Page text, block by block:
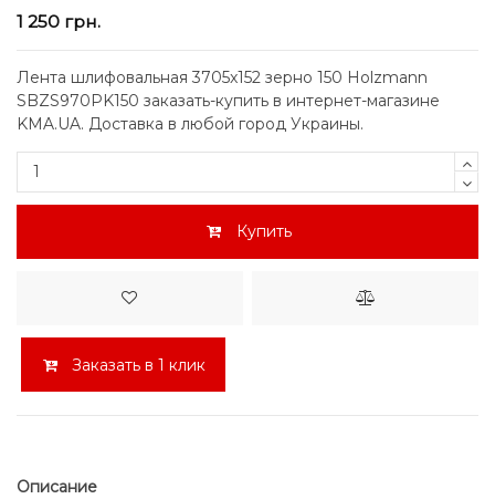
1 250 грн.
Лента шлифовальная 3705x152 зерно 150 Holzmann
SBZS970PK150 заказать-купить в интернет-магазине
KMA.UA. Доставка в любой город Украины.
Купить
Заказать в 1 клик
Описание